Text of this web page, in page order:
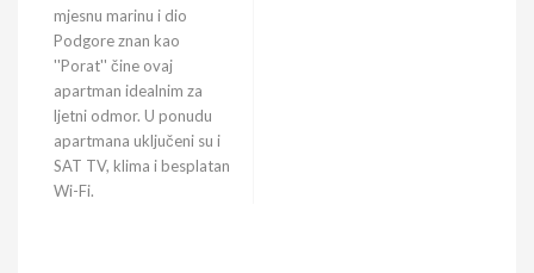
mjesnu marinu i dio
Podgore znan kao
''Porat'' čine ovaj
apartman idealnim za
ljetni odmor. U ponudu
apartmana uključeni su i
SAT TV, klima i besplatan
Wi-Fi.